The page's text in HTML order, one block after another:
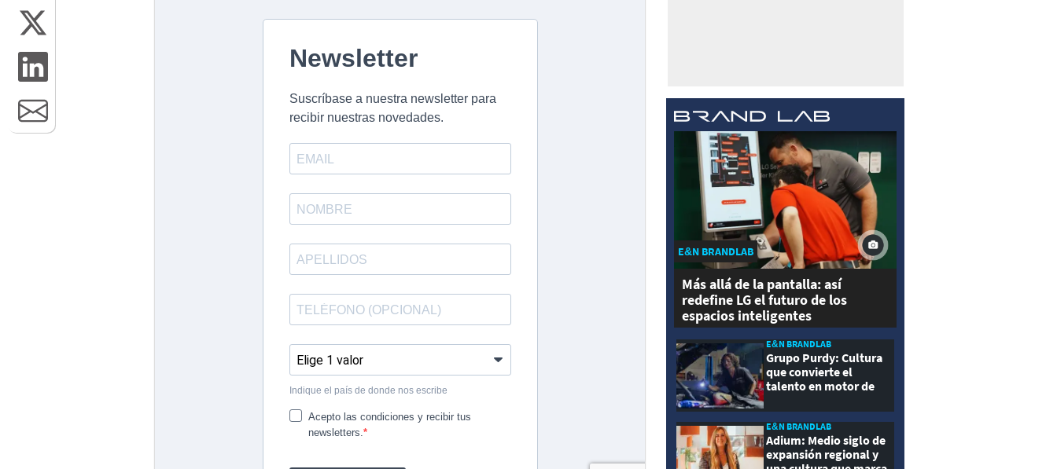
E&N BRANDLAB
Más allá de la pantalla: así
redefine LG el futuro de los
espacios inteligentes
E&N BRANDLAB
Grupo Purdy: Cultura
que convierte el
talento en motor de
E&N BRANDLAB
Adium: Medio siglo de
expansión regional y